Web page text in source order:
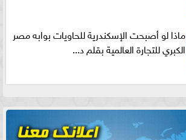
ماذا لو أصبحت الإسكندرية للحاويات بوابه مصر
الكبري للتجارة العالمية بقلم د...